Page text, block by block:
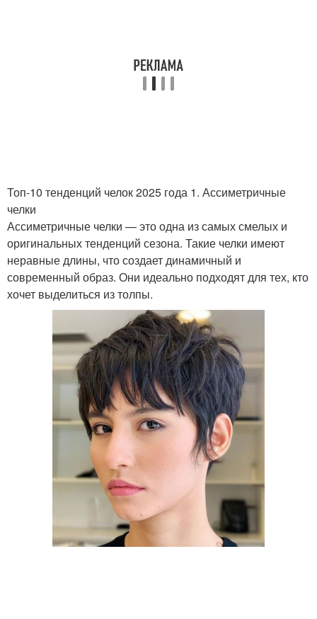
Топ-10 тенденций челок 2025 года 1. Ассиметричные
челки
Ассиметричные челки — это одна из самых смелых и
оригинальных тенденций сезона. Такие челки имеют
неравные длины, что создает динамичный и
современный образ. Они идеально подходят для тех, кто
хочет выделиться из толпы.